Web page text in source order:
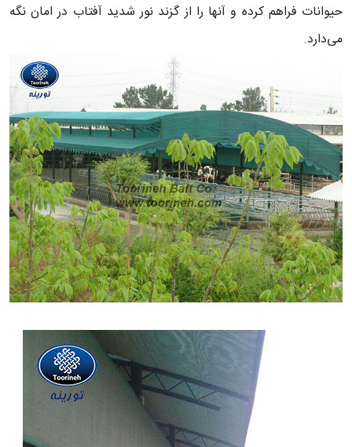
حیوانات فراهم کرده و آنها را از گزند نور شدید آفتاب در امان نگه
می‌دارد.